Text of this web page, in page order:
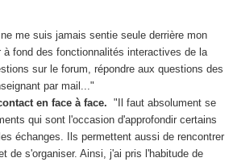
me suis jamais sentie seule derrière mon
fond des fonctionnalités interactives de la
sur le forum, répondre aux questions des
par mail..."
en face à face. "Il faut absolument se
qui sont l'occasion d'approfondir certains
échanges. Ils permettent aussi de rencontrer
de s'organiser. Ainsi, j'ai pris l'habitude de